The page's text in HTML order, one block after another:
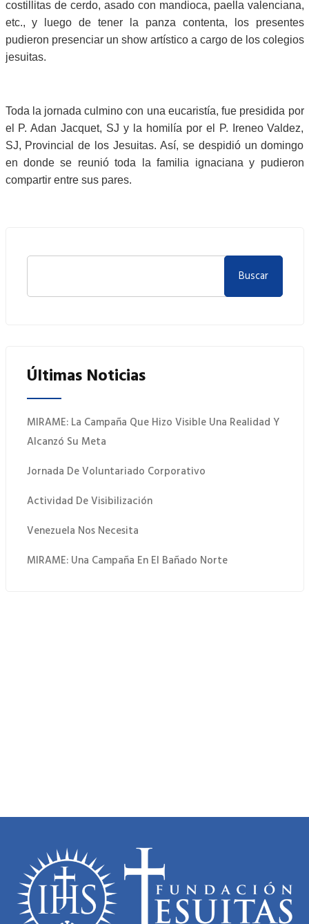
costillitas de cerdo, asado con mandioca, paella valenciana,
etc., y luego de tener la panza contenta, los presentes
pudieron presenciar un show artístico a cargo de los colegios
jesuitas.
Toda la jornada culmino con una eucaristía, fue presidida por
el P. Adan Jacquet, SJ y la homilía por el P. Ireneo Valdez,
SJ, Provincial de los Jesuitas. Así, se despidió un domingo
en donde se reunió toda la familia ignaciana y pudieron
compartir entre sus pares.
Buscar
Últimas Noticias
MIRAME: La Campaña Que Hizo Visible Una Realidad Y
Alcanzó Su Meta
Jornada De Voluntariado Corporativo
Actividad De Visibilización
Venezuela Nos Necesita
MIRAME: Una Campaña En El Bañado Norte